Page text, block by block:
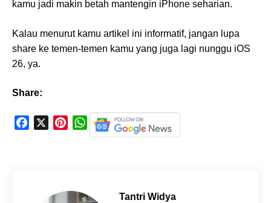
kamu jadi makin betah mantengin iPhone seharian.
Kalau menurut kamu artikel ini informatif, jangan lupa
share ke temen-temen kamu yang juga lagi nunggu iOS
26, ya.
Share:
W
h
A
Tantri Widya